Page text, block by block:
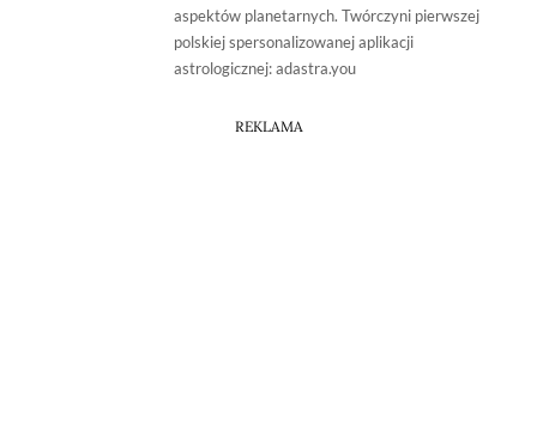
aspektów planetarnych. Twórczyni pierwszej
polskiej spersonalizowanej aplikacji
astrologicznej: adastra.you
REKLAMA